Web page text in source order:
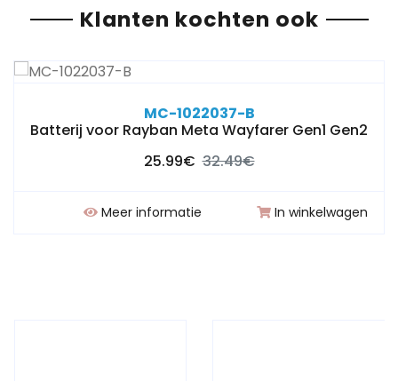
Klanten kochten ook
MC-1022037-B
Batterij voor Rayban Meta Wayfarer Gen1 Gen2
25.99€ 32.49€
Meer informatie In winkelwagen